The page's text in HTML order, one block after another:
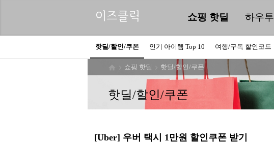
이즈클릭 쇼핑 핫딜 하우투
핫딜/할인/쿠폰 인기 아이템 Top 10 여행/구독 할인코드
쇼핑 핫딜 핫딜/할인/쿠폰
핫딜/할인/쿠폰
[Uber] 우버 택시 1만원 할인쿠폰 받기